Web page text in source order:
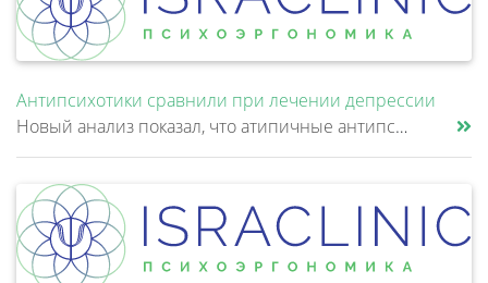
Антипсихотики сравнили при лечении депрессии
Новый анализ показал, что атипичные антипсихотики, которые иногда добавляют к антидепрессантам при большом депрессивном......